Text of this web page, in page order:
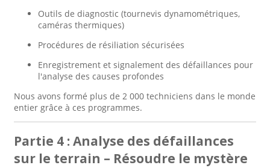
Outils de diagnostic (tournevis dynamométriques,
caméras thermiques)
Procédures de résiliation sécurisées
Enregistrement et signalement des défaillances pour
l'analyse des causes profondes
Nous avons formé plus de 2 000 techniciens dans le monde
entier grâce à ces programmes.
Partie 4 : Analyse des défaillances
sur le terrain – Résoudre le mystère